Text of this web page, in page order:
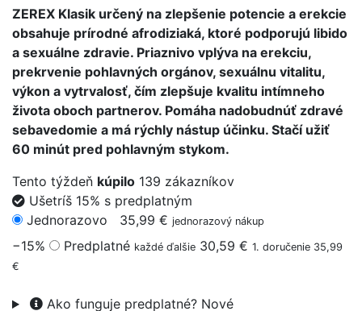
ZEREX Klasik určený na zlepšenie potencie a erekcie
obsahuje prírodné afrodiziaká, ktoré podporujú libido
a sexuálne zdravie. Priaznivo vplýva na erekciu,
prekrvenie pohlavných orgánov, sexuálnu vitalitu,
výkon a vytrvalosť, čím zlepšuje kvalitu intímneho
života oboch partnerov. Pomáha nadobudnúť zdravé
sebavedomie a má rýchly nástup účinku. Stačí užiť
60 minút pred pohlavným stykom.
Tento týždeň kúpilo 139 zákazníkov
Ušetríš 15% s predplatným
Jednorazovo
35,99 € jednorazový nákup
−15% Predplatné každé ďalšie 30,59 € 1. doručenie 35,99
€
Ako funguje predplatné? Nové